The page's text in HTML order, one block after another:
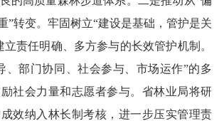
”转变。牢固树立“建设是基础，管护是关
责任明确、多方参与的长效管护机制。
、部门协同、社会参与、市场运作”的多
社会力量和志愿者参与。省林业局将研
效纳入林长制考核，进一步压实管理责